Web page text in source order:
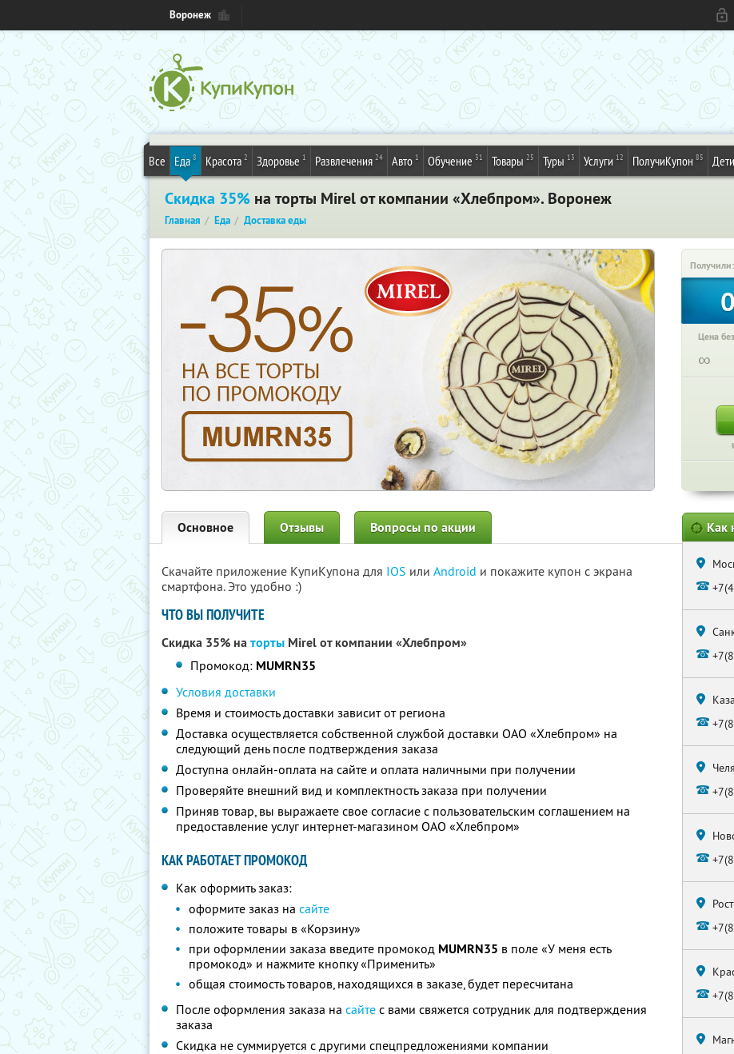
Воронеж
Все Еда 8 Красота 2 Здоровье 1 Развлечения 24 Авто 1 Обучение 31 Товары 25 Туры 13 Услуги 12 ПолучиКупон 85 Дети
Скидка 35% на торты Mirel от компании «Хлебпром». Воронеж
Главная Еда Доставка еды
Получили:
Цена
∞
Основное Отзывы Вопросы по акции
Скачайте приложение КупиКупона для IOS или Android и покажите купон с экрана
смартфона. Это удобно :)
ЧТО ВЫ ПОЛУЧИТЕ
Скидка 35% наторты Mirel от компании «Хлебпром»
Промокод: MUMRN35
Условия доставки
Время и стоимость доставки зависит от региона
Доставка осуществляется собственной службой доставки ОАО «Хлебпром» на
следующий день после подтверждения заказа
Доступна онлайн-оплата на сайте и оплата наличными при получении
Проверяйте внешний вид и комплектность заказа при получении
Приняв товар, вы выражаете свое согласие с пользовательским соглашением на
предоставление услуг интернет-магазином ОАО «Хлебпром»
КАК РАБОТАЕТ ПРОМОКОД
Как оформить заказ:
оформите заказ на сайте
положите товары в «Корзину»
при оформлении заказа введите промокод MUMRN35 в поле «У меня есть
промокод» и нажмите кнопку «Применить»
общая стоимость товаров, находящихся в заказе, будет пересчитана
После оформления заказа на сайте с вами свяжется сотрудник для подтверждения
заказа
Скидка не суммируется с другими спецпредложениями компании
Как